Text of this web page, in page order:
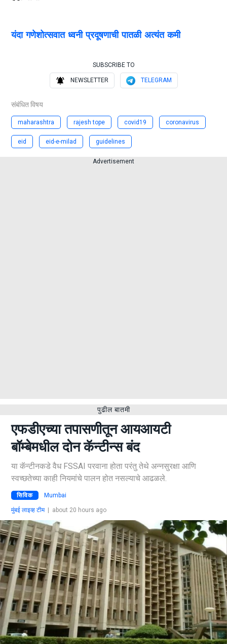
यंदा गणेशोत्सवात ध्वनी प्रदूषणाची पातळी अत्यंत कमी
SUBSCRIBE TO
NEWSLETTER TELEGRAM
संबंधित विषय
maharashtra rajesh tope covid19 coronavirus
eid eid-e-milad guidelines
Advertisement
पुढील बातमी
एफडीएच्या तपासणीतून आयआयटी
बॉम्बेमधील दोन कॅन्टीन्स बंद
या कॅन्टीनकडे वैध FSSAI परवाना होता परंतु तेथे अन्नसुरक्षा आणि
स्वच्छतेच्या काही नियमांचे पालन होत नसल्याचे आढळले.
सिविक Mumbai
मुंबई लाइव्ह टीम| about 20 hours ago